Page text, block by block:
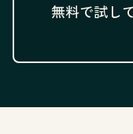
無料で試し